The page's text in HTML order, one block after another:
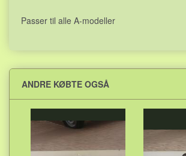
Passer til alle A-modeller
ANDRE KØBTE OGSÅ